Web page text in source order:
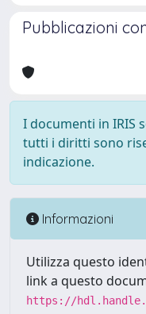
Pubblicazioni
I documenti in IRIS
tutti i diritti sono
indicazione.
Informazioni
Utilizza questo
link a questo
https://